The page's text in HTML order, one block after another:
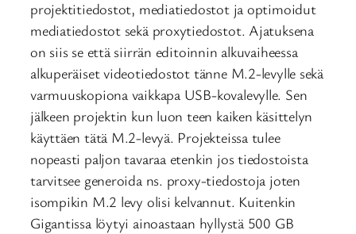
projektitiedostot, mediatiedostot ja optimoidut
mediatiedostot sekä proxytiedostot. Ajatuksena
on siis se että siirrän editoinnin alkuvaiheessa
alkuperäiset videotiedostot tänne M.2-levylle sekä
varmuuskopiona vaikkapa USB-kovalevylle. Sen
jälkeen projektin kun luon teen kaiken käsittelyn
käyttäen tätä M.2-levyä. Projekteissa tulee
nopeasti paljon tavaraa etenkin jos tiedostoista
tarvitsee generoida ns. proxy-tiedostoja joten
isompikin M.2 levy olisi kelvannut. Kuitenkin
Gigantissa löytyi ainoastaan hyllystä 500 GB